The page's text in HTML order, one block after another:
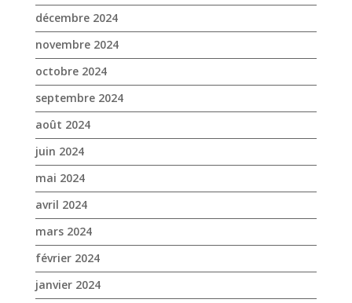
décembre 2024
novembre 2024
octobre 2024
septembre 2024
août 2024
juin 2024
mai 2024
avril 2024
mars 2024
février 2024
janvier 2024